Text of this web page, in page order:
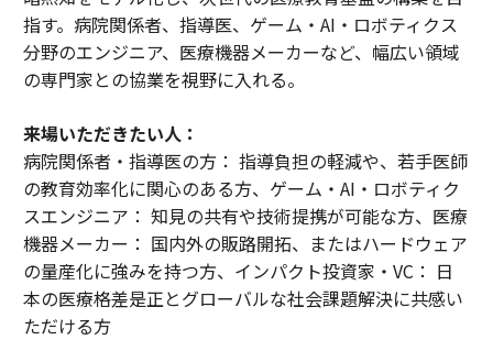
指す。病院関係者、指導医、ゲーム・AI・ロボティクス
分野のエンジニア、医療機器メーカーなど、幅広い領域
の専門家との協業を視野に入れる。
来場いただきたい人：
病院関係者・指導医の方： 指導負担の軽減や、若手医師
の教育効率化に関心のある方、ゲーム・AI・ロボティク
スエンジニア： 知見の共有や技術提携が可能な方、医療
機器メーカー： 国内外の販路開拓、またはハードウェア
の量産化に強みを持つ方、インパクト投資家・VC： 日
本の医療格差是正とグローバルな社会課題解決に共感い
ただける方